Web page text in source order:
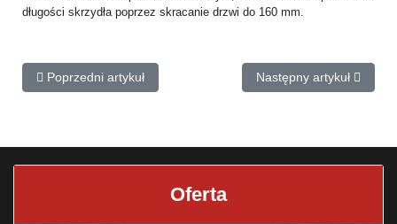
długości skrzydła poprzez skracanie drzwi do 160 mm.
Poprzedni artykuł: Drzwi zewnętrzne 18
Poprzedni artykuł Następny artykuł: Drzwi
Następny artykuł
Oferta